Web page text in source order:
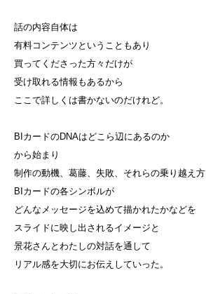
話の内容自体は
有料コンテンツということもあり
買ってくださった方々だけが
受け取れる情報もあるから
ここで詳しくは書かないのだけれど。
BIカードのDNAはどこら辺にあるのか
から始まり
制作の動機、葛藤、失敗、それらの乗り越え方
BIカードの各シンボルが
どんなメッセージを込めて描かれたかなどを
スライドに映し出されるイメージと
景花さんとわたしの対話を通して
リアル感を大切にお伝えしていった。